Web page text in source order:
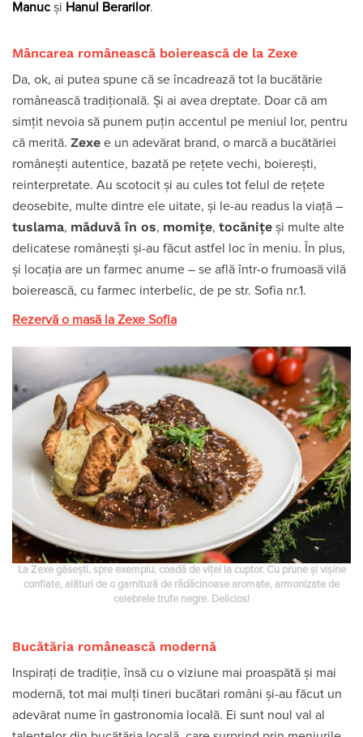
Manuc și Hanul Berarilor.
Mâncarea românească boierească de la Zexe
Da, ok, ai putea spune că se încadrează tot la bucătărie
românească tradițională. Și ai avea dreptate. Doar că am
simțit nevoia să punem puțin accentul pe meniul lor, pentru
că merită. Zexe e un adevărat brand, o marcă a bucătăriei
românești autentice, bazată pe rețete vechi, boierești,
reinterpretate. Au scotocit și au cules tot felul de rețete
deosebite, multe dintre ele uitate, și le-au readus la viață –
tuslama, măduvă în os, momițe, tocănițe și multe alte
delicatese românești și-au făcut astfel loc în meniu. În plus,
și locația are un farmec anume – se află într-o frumoasă vilă
boierească, cu farmec interbelic, de pe str. Sofia nr.1.
Rezervă o masă la Zexe Sofia
La Zexe găsești, spre exemplu, coadă de vițel la cuptor. Cu prune și vișine
confiate, alături de o garnitură de rădăcinoase aromate, armonizate de
celebrele trufe negre. Delicios!
Bucătăria românească modernă
Inspirați de tradiție, însă cu o viziune mai proaspătă și mai
modernă, tot mai mulți tineri bucătari români și-au făcut un
adevărat nume în gastronomia locală. Ei sunt noul val al